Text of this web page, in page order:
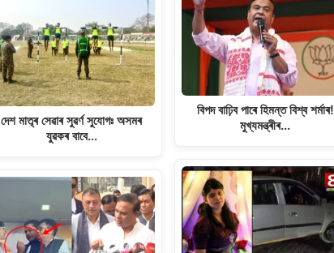
দেশ মাতৃৰ সেৱাৰ সুৱৰ্ণ সুযোগঃ অসমৰ
যুৱকৰ বাবে…
বিপদ বাঢ়িব পাৰে হিমন্ত বিশ্ব শৰ্মাৰ!
মুখ্যমন্ত্ৰীৰ…